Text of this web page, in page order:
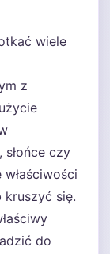
wiele
z
czy
się.
do